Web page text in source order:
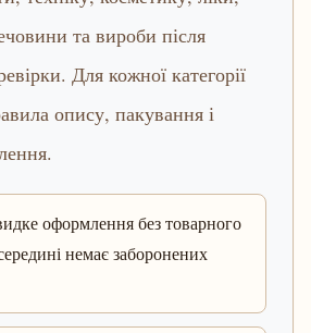
та вироби після
Для кожної категорії
опису, пакування і
оформлення без товарного
немає заборонених